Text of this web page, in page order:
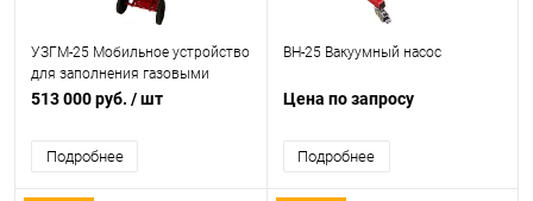
УЗГМ-25 Мобильное устройство
для заполнения газовыми
смесями
513 000 руб. / шт
Подробнее
ВН-25 Вакуумный насос
Цена по запросу
Подробнее